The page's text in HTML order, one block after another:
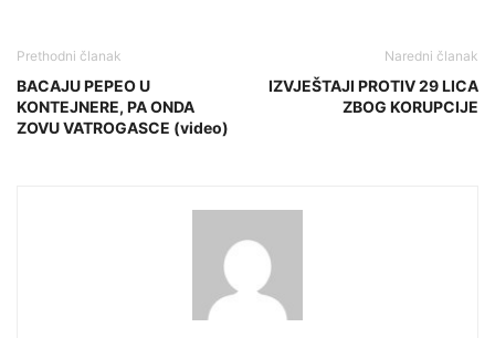
Prethodni članak
BACAJU PEPEO U
KONTEJNERE, PA ONDA
ZOVU VATROGASCE (video)
Naredni članak
IZVJEŠTAJI PROTIV 29 LICA
ZBOG KORUPCIJE